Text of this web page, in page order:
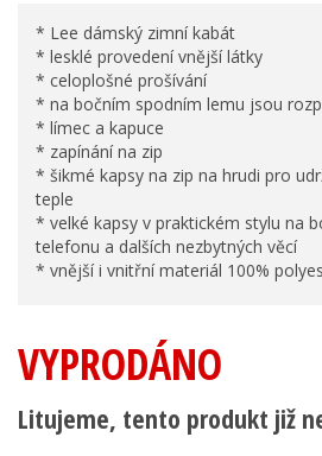
* Lee dámský zimní kabát
* lesklé provedení vnější látky
* celoplošné prošívání
* na bočním spodním lemu jsou
* límec a kapuce
* zapínání na zip
* šikmé kapsy na zip na hrudi pro
teple
* velké kapsy v praktickém stylu na
telefonu a dalších nezbytných věcí
* vnější i vnitřní materiál 100%
VYPRODÁNO
Litujeme, tento produkt již